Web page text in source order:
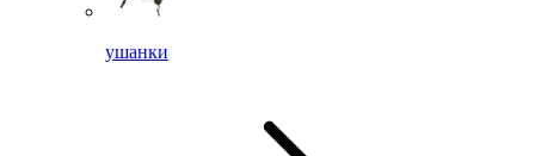
ушанки